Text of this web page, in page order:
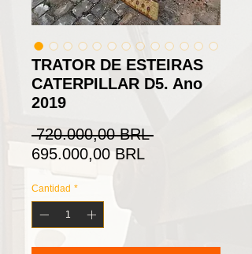
TRATOR DE ESTEIRAS
CATERPILLAR D5. Ano
2019
720.000,00 BRL Precio
695.000,00 BRL
Cantidad *